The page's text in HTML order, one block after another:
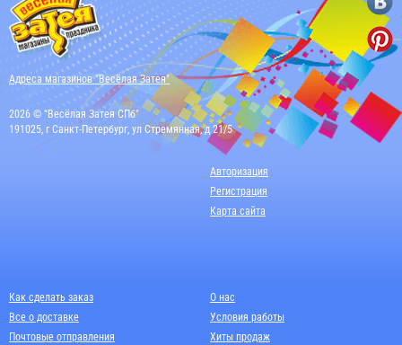
Адреса магазинов "Весёлая Затея"
2026 © "Весёлая Затея СПб"
191025, г Санкт-Петербург, ул Стремянная, д 21/5
Авторизация
Регистрация
Карта сайта
Как сделать заказ
Все о доставке
Почтовые отправления
О нас
Условия работы
Хиты продаж